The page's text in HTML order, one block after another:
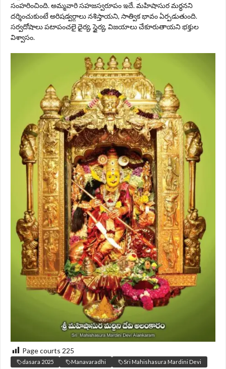
సంహరించింది. అమ్మవారి సహజస్వరూపం ఇదే. మహిషాసుర మర్ధనని
దర్శించుకుంటే అరిషడ్వర్గాలు నశిస్తాయని, సాత్విక భావం ఏర్పడుతుంది.
సర్వదోషాలు పటాపంచలై ధైర్య, స్థైర్య, విజయాలు చేకూరుతాయని భక్తుల
విశ్వాసం.
Page courts 225
dasara 2025 Manavaradhi Sri Mahishasura Mardini Devi